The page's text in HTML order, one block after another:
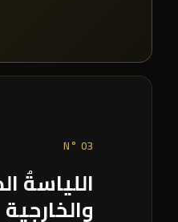
N° 03
اللياسةُ
والخارجية